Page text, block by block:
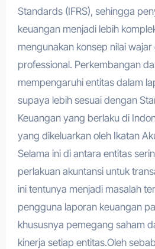
Standards (IFRS), sehingga
keuangan menjadi lebih
mengunakan konsep nilai
professional. Perkembangan
mempengaruhi entitas dalam
supaya lebih sesuai dengan
Keuangan yang berlaku di
yang dikeluarkan oleh Ikatan
Selama ini di antara entitas
perlakuan akuntansi untuk
ini tentunya menjadi masalah
pengguna laporan keuangan
khususnya pemegang saham
kinerja setiap entitas.Oleh